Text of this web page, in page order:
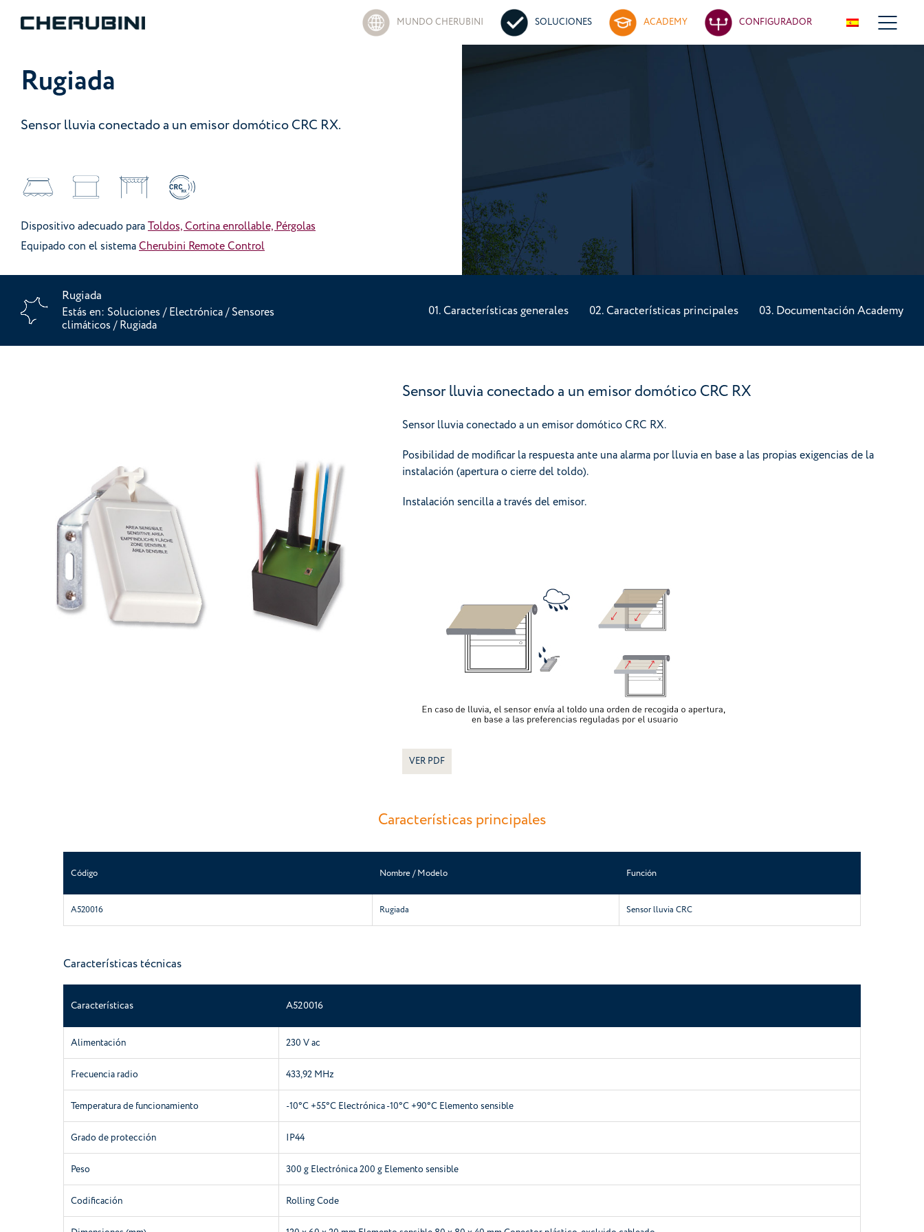
MUNDO CHERUBINI SOLUCIONES ACADEMY CONFIGURADOR
Rugiada
Sensor lluvia conectado a un emisor domótico CRC RX.
Dispositivo adecuado paraToldos, Cortina enrollable, Pérgolas
Equipado con el sistemaCherubini Remote Control
Rugiada
Estás en: Soluciones/ Electrónica/ Sensores
climáticos/ Rugiada
Características generales Características principales Documentación Academy
Sensor lluvia conectado a un emisor domótico CRC RX
Sensor lluvia conectado a un emisor domótico CRC RX.
Posibilidad de modificar la respuesta ante una alarma por lluvia en base a las propias exigencias de la
instalación (apertura o cierre del toldo).
Instalación sencilla a través del emisor.
VER PDF
Características principales
Código Nombre / Modelo Función
A520016 Rugiada Sensor lluvia CRC
Características técnicas
Características A520016
Alimentación 230 V ac
Frecuencia radio 433,92 MHz
Temperatura de funcionamiento -10°C +55°C Electrónica -10°C +90°C Elemento sensible
Grado de protección IP44
Peso 300 g Electrónica 200 g Elemento sensible
Codificación Rolling Code